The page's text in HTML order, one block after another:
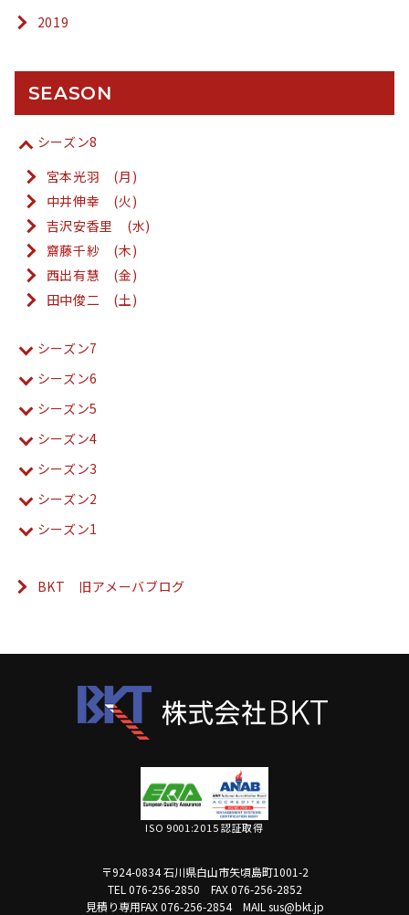
2019
SEASON
シーズン8
宮本光羽 (月)
中井伸幸 (火)
吉沢安香里 (水)
齋藤千紗 (木)
西出有慧 (金)
田中俊二 (土)
シーズン7
シーズン6
シーズン5
シーズン4
シーズン3
シーズン2
シーズン1
BKT 旧アメーバブログ
ISO 9001:2015 認証取得
〒924-0834 石川県白山市矢頃島町1001-2
TEL 076-256-2850
FAX 076-256-2852
見積り専用FAX 076-256-2854
MAIL sus@bkt.jp